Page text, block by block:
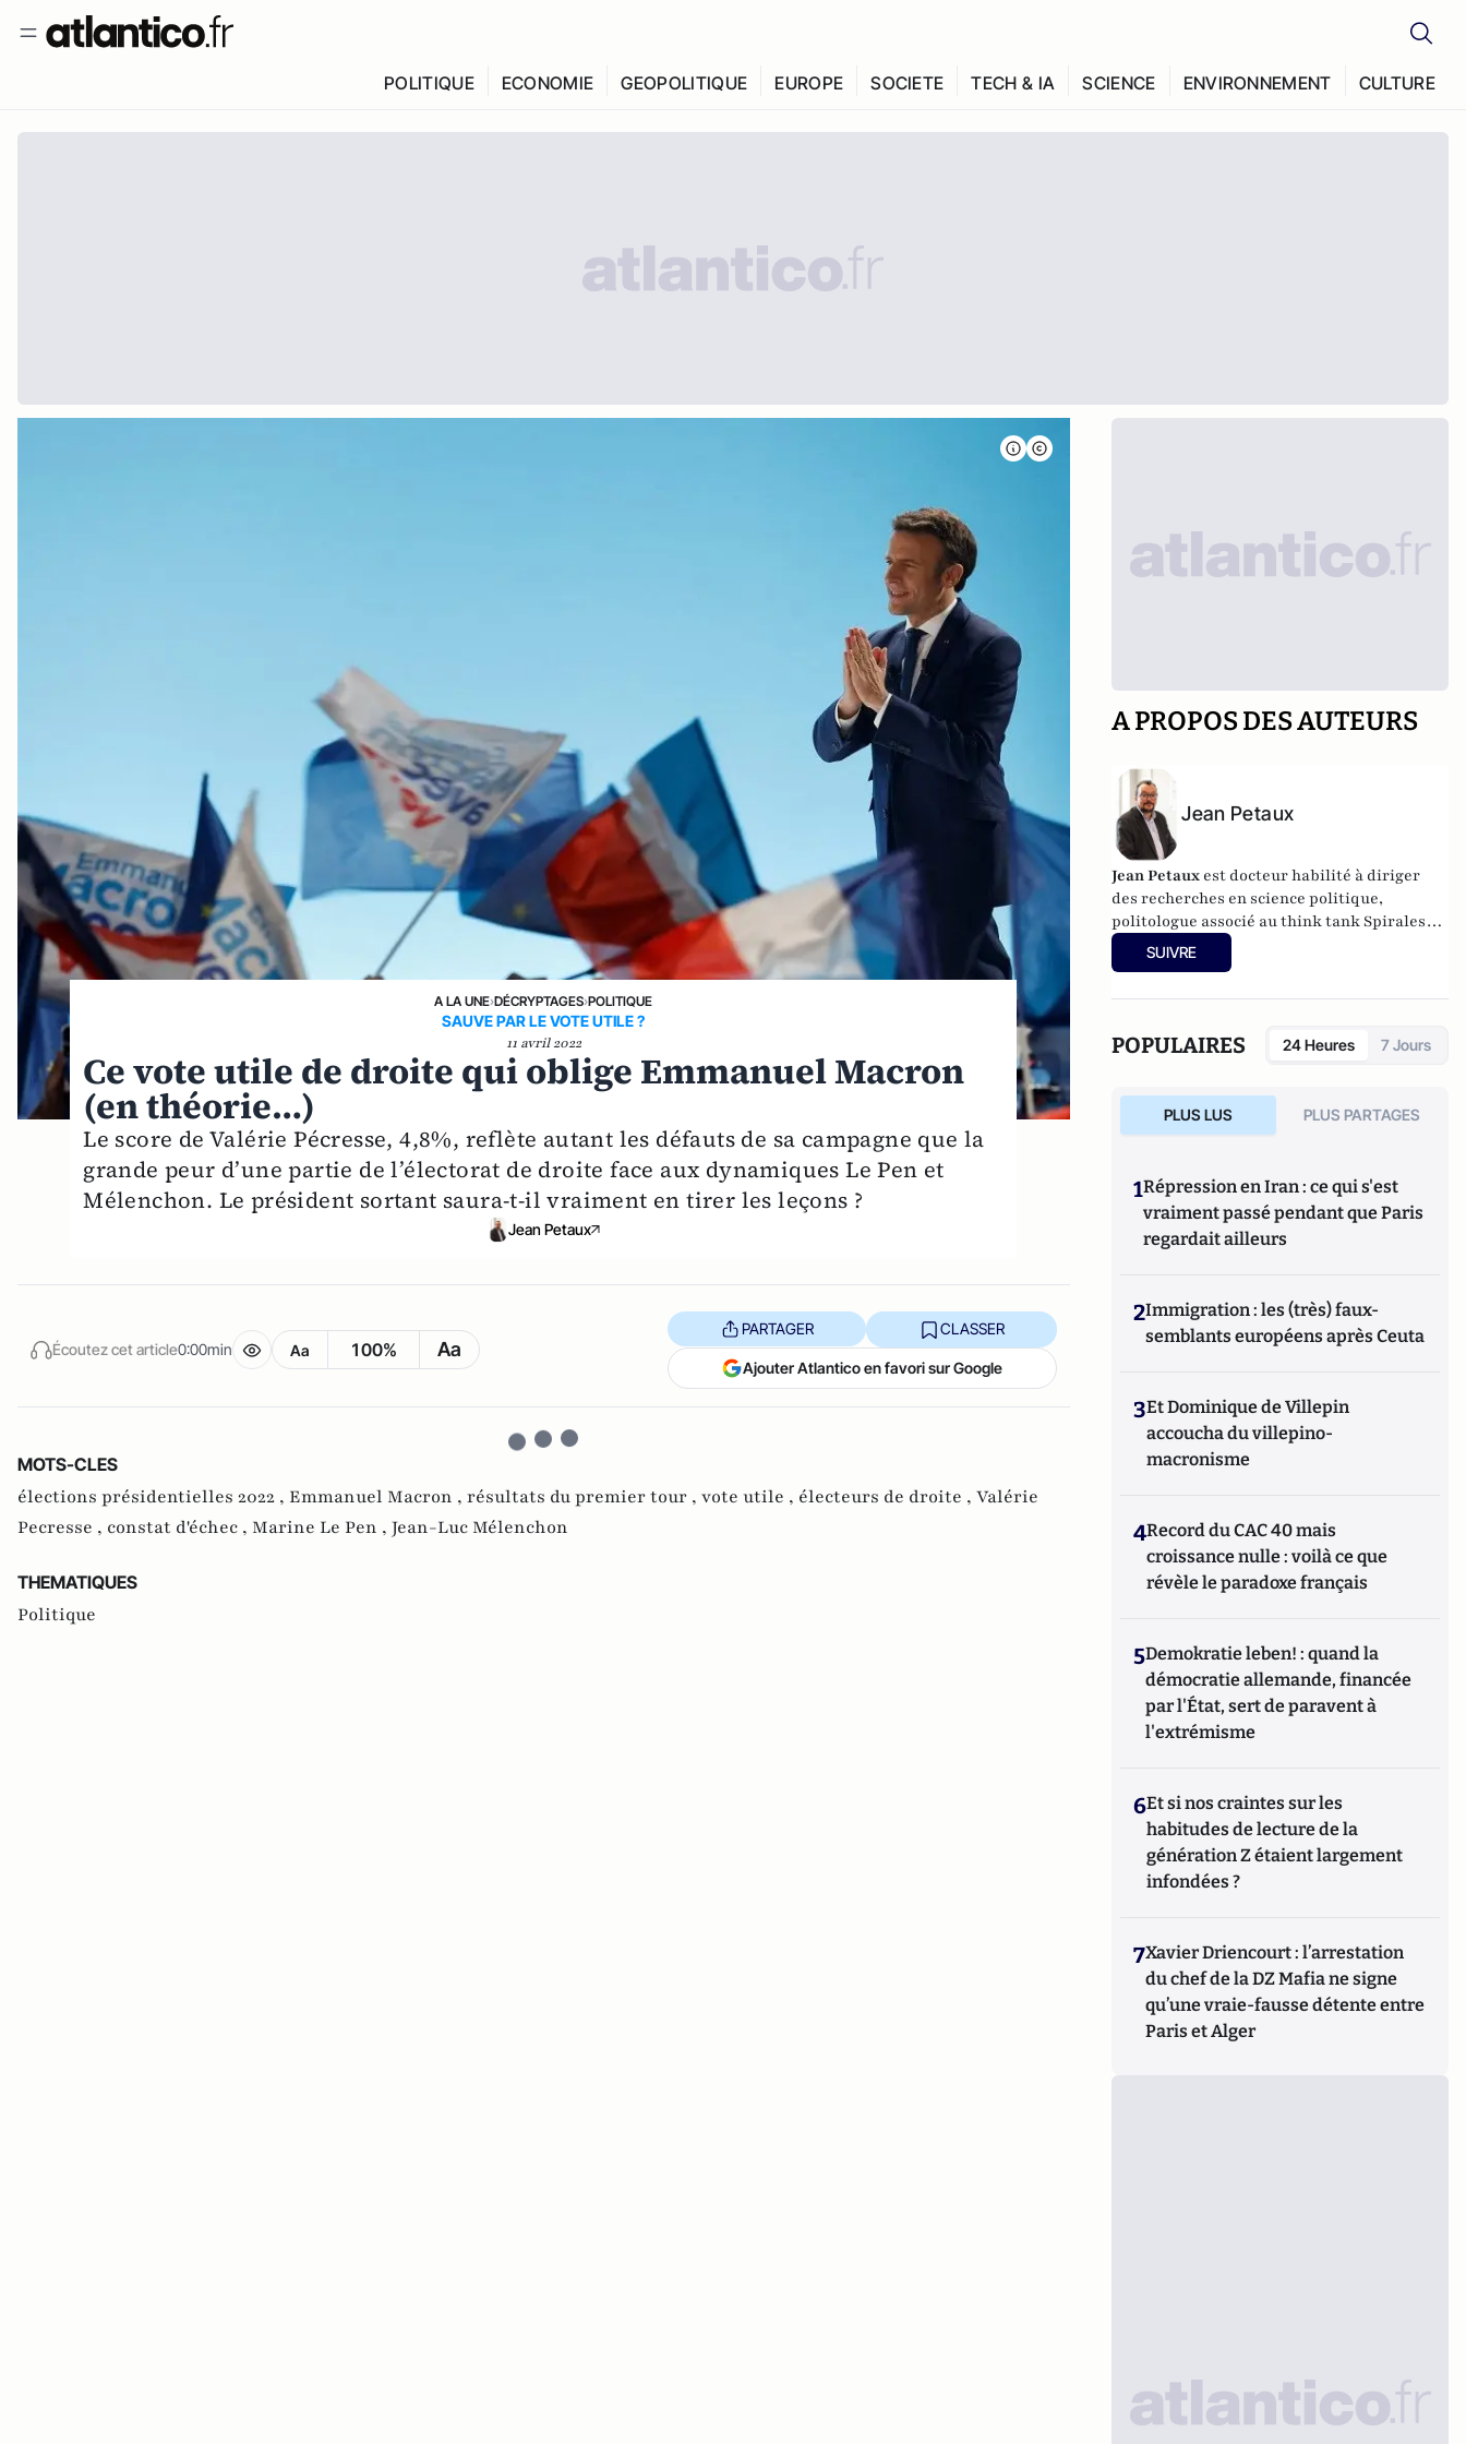
POLITIQUE ECONOMIE GEOPOLITIQUE EUROPE SOCIETE TECH & IA SCIENCE ENVIRONNEMENT CULTURE
A LA UNE›DÉCRYPTAGES›POLITIQUE
SAUVE PAR LE VOTE UTILE ?
11 avril 2022
Ce vote utile de droite qui oblige Emmanuel Macron
(en théorie…)
Le score de Valérie Pécresse, 4,8%, reflète autant les défauts de sa campagne que la
grande peur d’une partie de l’électorat de droite face aux dynamiques Le Pen et
Mélenchon. Le président sortant saura-t-il vraiment en tirer les leçons ?
Jean Petaux
Écoutez cet article0:00min Aa 100% Aa
PARTAGER CLASSER
Ajouter Atlantico en favori sur Google
MOTS-CLES
élections présidentielles 2022 , Emmanuel Macron , résultats du premier tour , vote utile , électeurs de droite , Valérie
Pecresse , constat d'échec , Marine Le Pen , Jean-Luc Mélenchon
THEMATIQUES
Politique
A PROPOS DES AUTEURS
Jean Petaux
Jean Petaux est docteur habilité à diriger
des recherches en science politique,
politologue associé au think tank Spirales
Institut.SUIVRE
POPULAIRES 24 Heures 7 Jours
PLUS LUS PLUS PARTAGES
1Répression en Iran : ce qui s'est
vraiment passé pendant que Paris
regardait ailleurs
2Immigration : les (très) faux-
semblants européens après Ceuta
3Et Dominique de Villepin
accoucha du villepino-
macronisme
4Record du CAC 40 mais
croissance nulle : voilà ce que
révèle le paradoxe français
5Demokratie leben! : quand la
démocratie allemande, financée
par l'État, sert de paravent à
l'extrémisme
6Et si nos craintes sur les
habitudes de lecture de la
génération Z étaient largement
infondées ?
7Xavier Driencourt : l’arrestation
du chef de la DZ Mafia ne signe
qu’une vraie-fausse détente entre
Paris et Alger